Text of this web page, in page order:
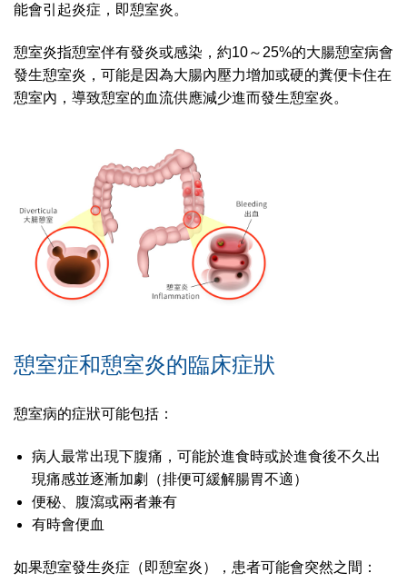
能會引起炎症，即憩室炎。
憩室炎指憩室伴有發炎或感染，約10～25%的大腸憩室病會
發生憩室炎，可能是因為大腸內壓力增加或硬的糞便卡住在
憩室內，導致憩室的血流供應減少進而發生憩室炎。
憩室症和憩室炎的臨床症狀
憩室病的症狀可能包括：
病人最常出現下腹痛，可能於進食時或於進食後不久出
現痛感並逐漸加劇（排便可緩解腸胃不適）
便秘、腹瀉或兩者兼有
有時會便血
如果憩室發生炎症（即憩室炎），患者可能會突然之間：